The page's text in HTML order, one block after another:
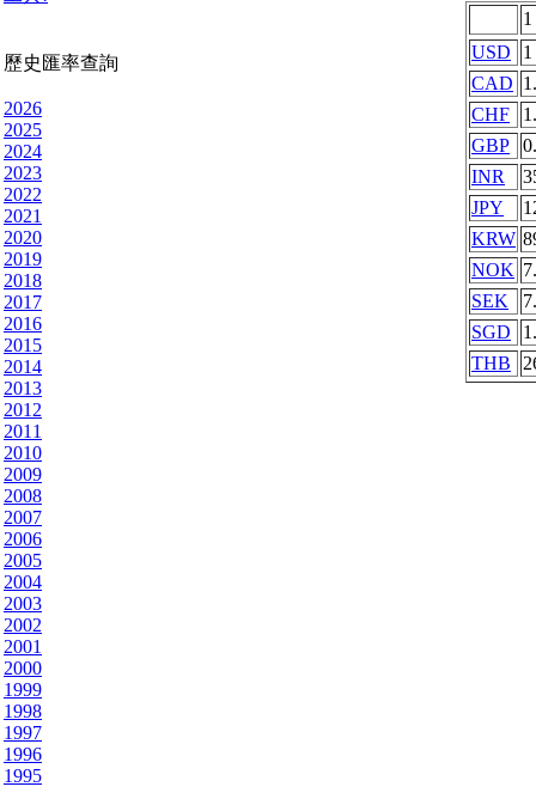
歷史匯率查詢
2026
2025
2024
2023
2022
2021
2020
2019
2018
2017
2016
2015
2014
2013
2012
2011
2010
2009
2008
2007
2006
2005
2004
2003
2002
2001
2000
1999
1998
1997
1996
1995
1
USD
1
CAD
CHF
GBP
INR
JPY
KRW
NOK
SEK
SGD
THB